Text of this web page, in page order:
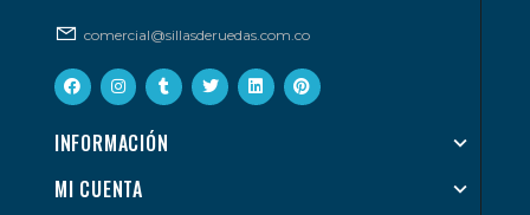
comercial@sillasderuedas.com.co
INFORMACIÓN
MI CUENTA